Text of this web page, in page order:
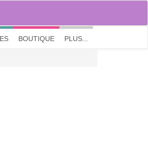
connecter| ? Visite guidée
BOUTIQUE PLUS...